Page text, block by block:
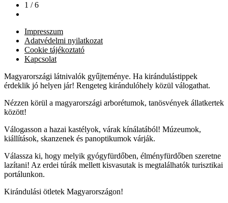
1 / 6
Impresszum
Adatvédelmi nyilatkozat
Cookie tájékoztató
Kapcsolat
Magyarországi látnivalók gyűjteménye. Ha kirándulástippek
érdeklik jó helyen jár! Rengeteg kirándulóhely közül válogathat.
Nézzen körül a magyarországi arborétumok, tanösvények állatkertek
között!
Válogasson a hazai kastélyok, várak kínálatából! Múzeumok,
kiállítások, skanzenek és panoptikumok várják.
Válassza ki, hogy melyik gyógyfürdőben, élményfürdőben szeretne
lazítani! Az erdei túrák mellett kisvasutak is megtalálhatók turisztikai
portálunkon.
Kirándulási ötletek Magyarországon!